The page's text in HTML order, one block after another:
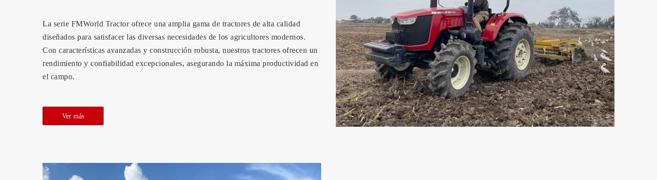
La serie FMWorld Tractor ofrece una amplia gama de tractores de alta calidad
diseñados para satisfacer las diversas necesidades de los agricultores modernos.
Con características avanzadas y construcción robusta, nuestros tractores ofrecen un
rendimiento y confiabilidad excepcionales, asegurando la máxima productividad en
el campo.
Ver más